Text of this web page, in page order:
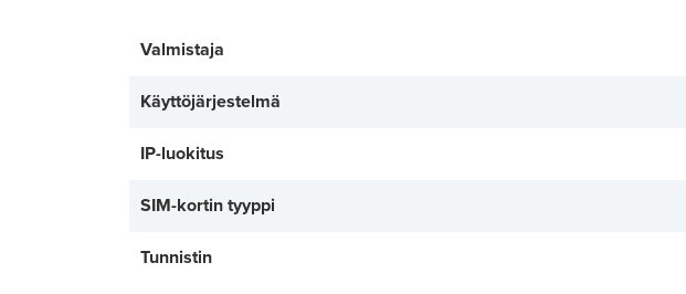
Valmistaja
Käyttöjärjestelmä
IP-luokitus
SIM-kortin tyyppi
Tunnistin